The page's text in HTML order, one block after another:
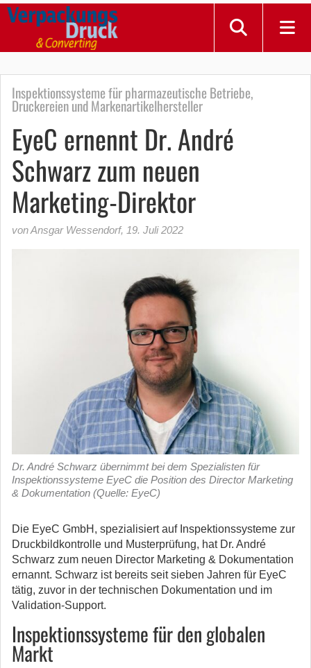
Inspektionssysteme für pharmazeutische Betriebe,
Druckereien und Markenartikelhersteller
EyeC ernennt Dr. André
Schwarz zum neuen
Marketing-Direktor
von Ansgar Wessendorf, 19. Juli 2022
Dr. André Schwarz übernimmt bei dem Spezialisten für
Inspektionssysteme EyeC die Position des Director Marketing
& Dokumentation (Quelle: EyeC)
Die EyeC GmbH, spezialisiert auf Inspektionssysteme zur
Druckbildkontrolle und Musterprüfung, hat Dr. André
Schwarz zum neuen Director Marketing & Dokumentation
ernannt. Schwarz ist bereits seit sieben Jahren für EyeC
tätig, zuvor in der technischen Dokumentation und im
Validation-Support.
Inspektionssysteme für den globalen
Markt